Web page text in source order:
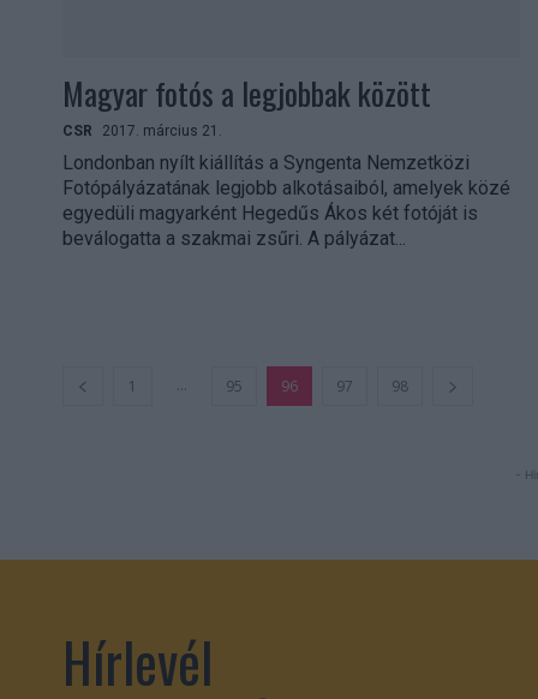
Magyar fotós a legjobbak között
CSR 2017. március 21.
Londonban nyílt kiállítás a Syngenta Nemzetközi
Fotópályázatának legjobb alkotásaiból, amelyek közé
egyedüli magyarként Hegedűs Ákos két fotóját is
beválogatta a szakmai zsűri. A pályázat...
1 ... 95 96 97 98
-
Hírlevél